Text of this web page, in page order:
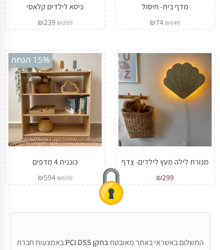
מדף בית- חיסול
₪149
₪74
כיסא לילדים קלאסי
₪259
₪239
מנורת לילה מעץ לילדים- צדף
₪299
15% הנחה
כוננית 4 מדפים
₪699
₪594
התשלום באשראי באתר מאובטח בתקן PCI DSS
באמצעות חברת